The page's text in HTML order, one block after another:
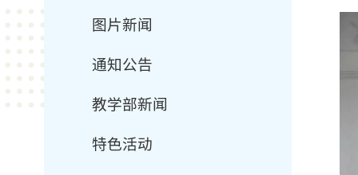
图片新闻
通知公告
教学部新闻
特色活动